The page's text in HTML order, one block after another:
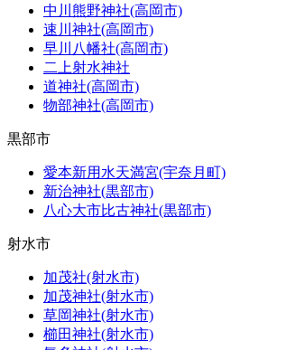
中川熊野神社(高岡市)
速川神社(高岡市)
早川八幡社(高岡市)
二上射水神社
道神社(高岡市)
物部神社(高岡市)
黒部市
愛本新用水天満宮(宇奈月町)
新治神社(黒部市)
八心大市比古神社(黒部市)
射水市
加茂社(射水市)
加茂神社(射水市)
草岡神社(射水市)
櫛田神社(射水市)